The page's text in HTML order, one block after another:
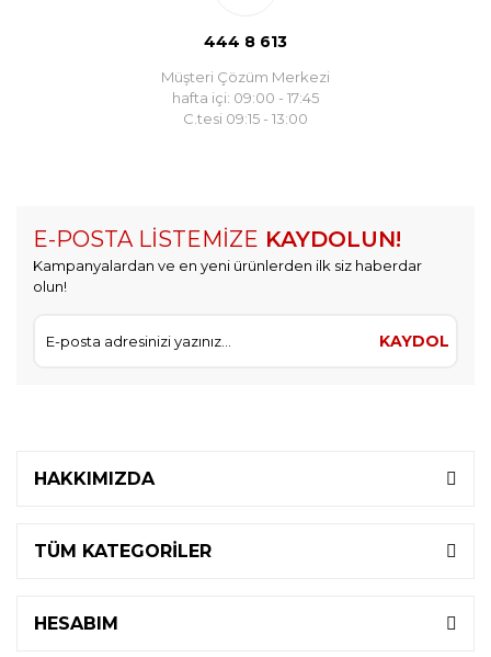
444 8 613
Müşteri Çözüm Merkezi
hafta içi: 09:00 - 17:45
C.tesi 09:15 - 13:00
E-POSTA LİSTEMİZE KAYDOLUN!
Kampanyalardan ve en yeni ürünlerden ilk siz haberdar
olun!
KAYDOL
HAKKIMIZDA
TÜM KATEGORİLER
HESABIM